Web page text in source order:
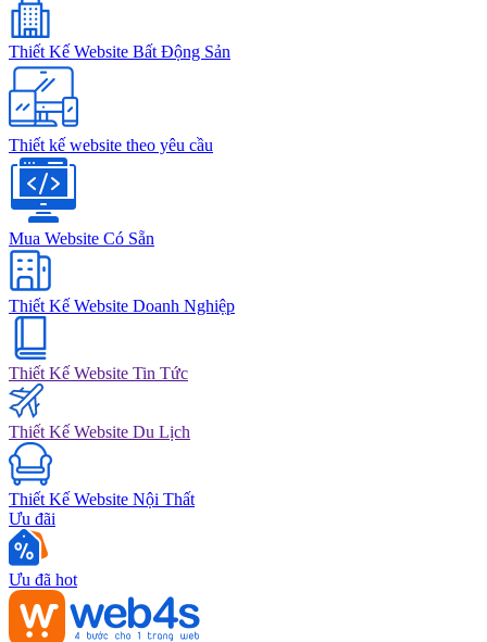
Thiết Kế Website Bất Động Sản
Thiết kế website theo yêu cầu
Mua Website Có Sẵn
Thiết Kế Website Doanh Nghiệp
Thiết Kế Website Tin Tức
Thiết Kế Website Du Lịch
Thiết Kế Website Nội Thất
Ưu đãi
Ưu đã hot